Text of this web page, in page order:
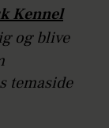
Kennel
og blive
temaside